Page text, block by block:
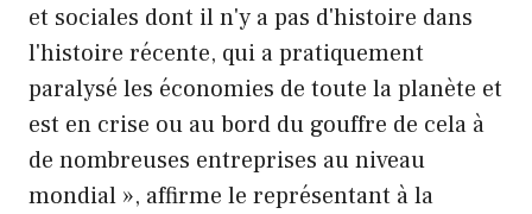
et sociales dont il n'y a pas d'histoire dans
l'histoire récente, qui a pratiquement
paralysé les économies de toute la planète et
est en crise ou au bord du gouffre de cela à
de nombreuses entreprises au niveau
mondial », affirme le représentant à la